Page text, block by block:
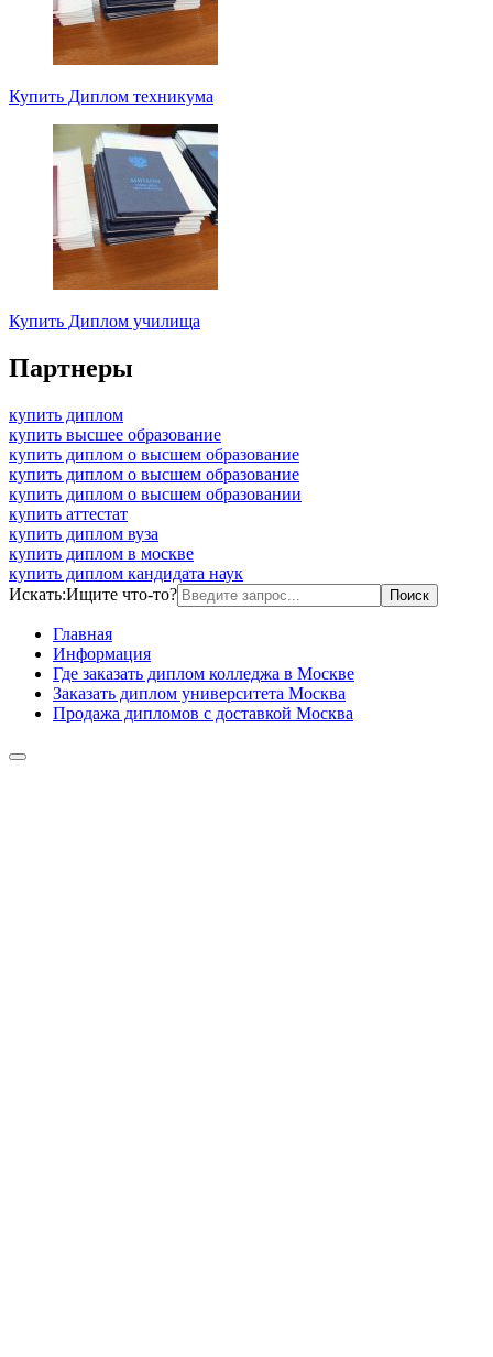
Купить Диплом техникума
Купить Диплом училища
Партнеры
купить диплом
купить высшее образование
купить диплом о высшем образование
купить диплом о высшем образование
купить диплом о высшем образовании
купить аттестат
купить диплом вуза
купить диплом в москве
купить диплом кандидата наук
Искать:Ищите что-то?
Главная
Информация
Где заказать диплом колледжа в Москве
Заказать диплом университета Москва
Продажа дипломов с доставкой Москва